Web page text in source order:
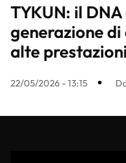
TYKUN: il
generazione
alte prestazioni
22/05/2026 - 13:15